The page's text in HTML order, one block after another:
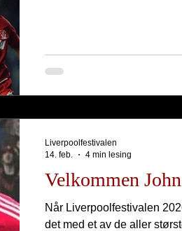
Velkommen
Når Liverpoolfestivalen
det med et av de aller
Liverpoolfestivalen
14. feb.
4 min lesing